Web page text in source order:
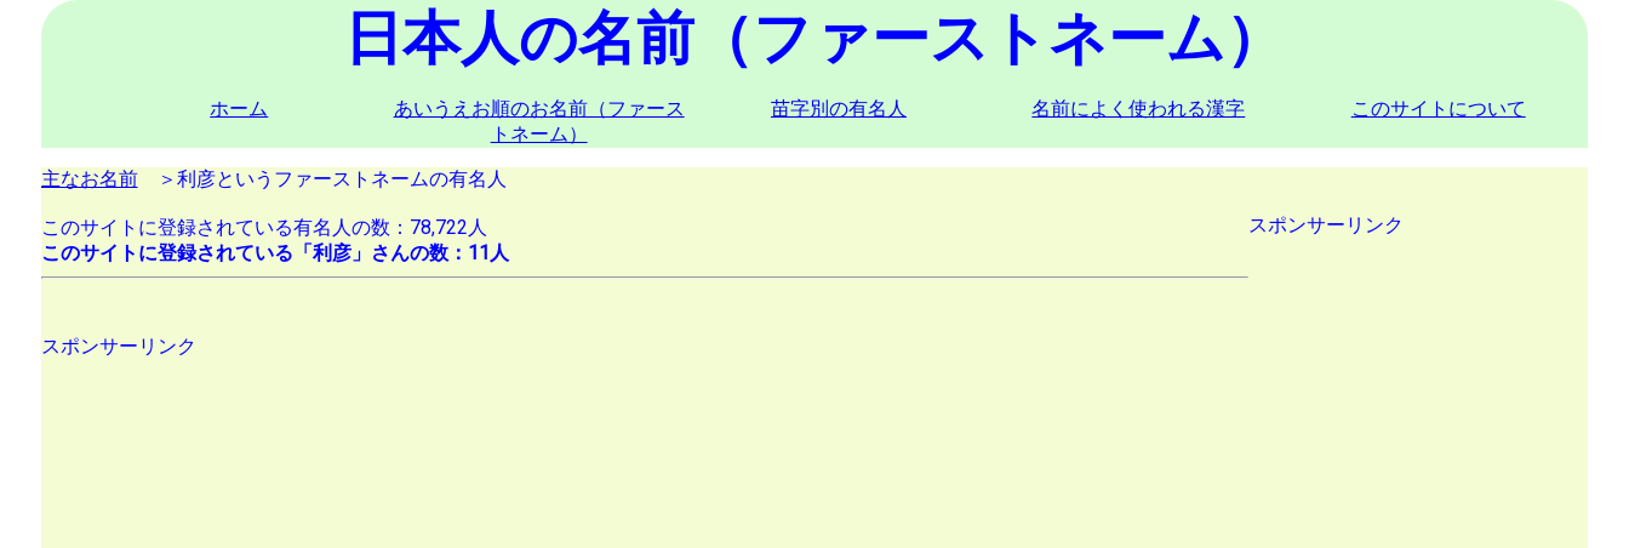
日本人の名前（ファーストネーム）
ホーム
あいうえお順のお名前（ファース
トネーム）
苗字別の有名人 名前によく使われる漢字 このサイトについて
主なお名前＞利彦というファーストネームの有名人
このサイトに登録されている有名人の数：78,722人
このサイトに登録されている「利彦」さんの数：11人
スポンサーリンク
スポンサーリンク